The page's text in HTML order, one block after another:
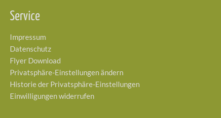
Service
Impressum
Datenschutz
Flyer Download
Privatsphäre-Einstellungen ändern
Historie der Privatsphäre-Einstellungen
Einwilligungen widerrufen